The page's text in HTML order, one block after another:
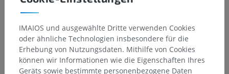
IMAIOS und ausgewählte Dritte verwenden Cookies
oder ähnliche Technologien insbesondere für die
Erhebung von Nutzungsdaten. Mithilfe von Cookies
können wir Informationen wie die Eigenschaften Ihres
Geräts sowie bestimmte personenbezogene Daten